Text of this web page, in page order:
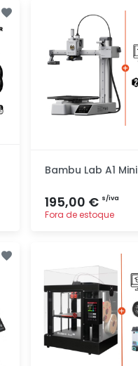
rapidamente
Bambu Lab A1 Mini
195,00 € s/iva
Fora de estoque
rapidamente